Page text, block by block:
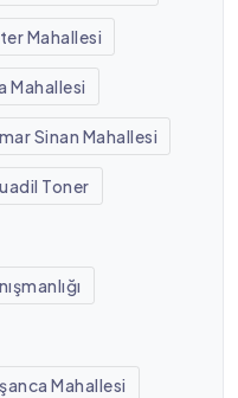
Mahallesi
Mahallesi
Sinan Mahallesi
Toner
Mahallesi